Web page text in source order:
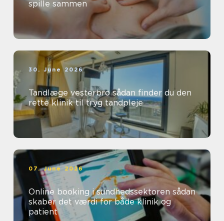
spille sammen
30. June 2026
Tandlæge vesterbro sådan finder du den
rette klinik til tryg tandpleje
07. June 2026
Online booking i sundhedssektoren sådan
skaber det værdi for både klinik og
patient